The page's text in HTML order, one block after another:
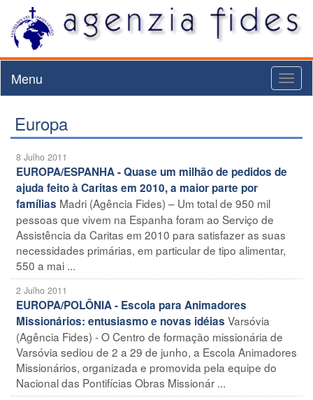
Menu
Europa
8 Julho 2011
EUROPA/ESPANHA - Quase um milhão de pedidos de
ajuda feito à Caritas em 2010, a maior parte por
famílias Madri (Agência Fides) – Um total de 950 mil
pessoas que vivem na Espanha foram ao Serviço de
Assistência da Caritas em 2010 para satisfazer as suas
necessidades primárias, em particular de tipo alimentar,
550 a mai ...
2 Julho 2011
EUROPA/POLÔNIA - Escola para Animadores
Missionários: entusiasmo e novas idéias Varsóvia
(Agência Fides) - O Centro de formação missionária de
Varsóvia sediou de 2 a 29 de junho, a Escola Animadores
Missionários, organizada e promovida pela equipe do
Nacional das Pontifícias Obras Missionár ...